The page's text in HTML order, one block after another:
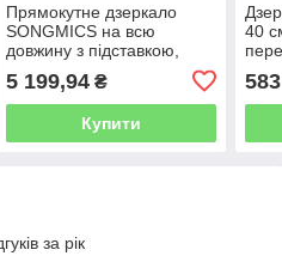
Прямокутне дзеркало
SONGMICS на всю
довжину з підставкою,
сплаву, загартоване скло,
для спальні, вітальні,
5 199,94₴
Купити
40
583
за рік